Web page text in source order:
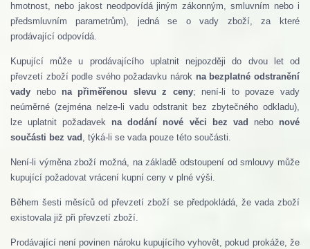
hmotnost, nebo jakost neodpovídá jiným zákonným, smluvním nebo i
předsmluvním parametrům), jedná se o vady zboží, za které
prodávající odpovídá.
Kupující může u prodávajícího uplatnit nejpozději do dvou let od
převzetí zboží podle svého požadavku nárok na bezplatné odstranění
vady nebona přiměřenou slevu z ceny; není-li to povaze vady
neúměrné (zejména nelze-li vadu odstranit bez zbytečného odkladu),
lze uplatnit požadavek na dodání nové věci bez vad nebonové
součásti bez vad , týká-li se vada pouze této součásti.
Není-li výměna zboží možná, na základě odstoupení od smlouvy může
kupující požadovat vrácení kupní ceny v plné výši.
Během šesti měsíců od převzetí zboží se předpokládá, že vada zboží
existovala již při převzetí zboží.
Prodávající není povinen nároku kupujícího vyhovět, pokud prokáže, že